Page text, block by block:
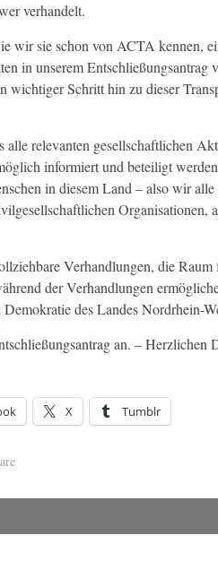
verhandelt.
wir sie schon von ACTA kennen,
in unserem Entschließungsantrag
wichtiger Schritt hin zu dieser
relevanten gesellschaftlichen
informiert und beteiligt
in diesem Land – also wir
Organisationen,
Verhandlungen, die
der Verhandlungen
des Landes Nordrhein-
an. – Herzlichen
X Tumblr